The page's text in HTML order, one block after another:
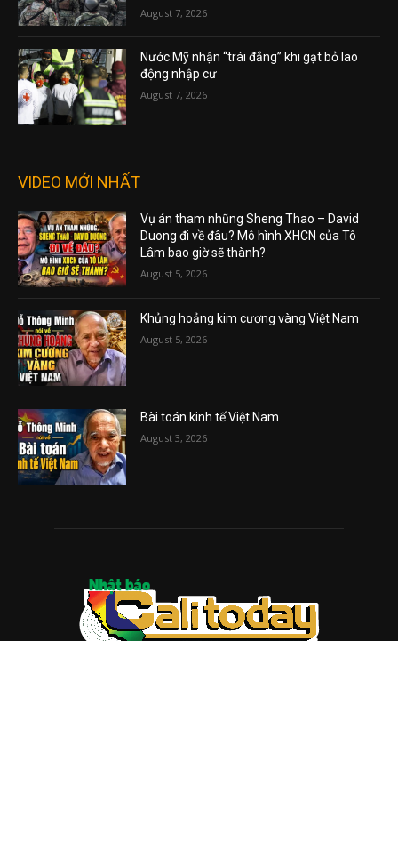
August 7, 2026
Nước Mỹ nhận “trái đắng” khi gạt bỏ lao
động nhập cư
August 7, 2026
VIDEO MỚI NHẤT
Vụ án tham nhũng Sheng Thao – David
Duong đi về đâu? Mô hình XHCN của Tô
Lâm bao giờ sẽ thành?
August 5, 2026
Khủng hoảng kim cương vàng Việt Nam
August 5, 2026
Bài toán kinh tế Việt Nam
August 3, 2026